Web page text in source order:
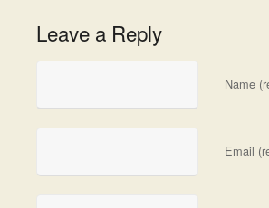
Leave a Reply
Name
Email